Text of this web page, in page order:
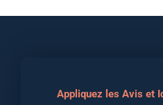
Appliquez les Avis et